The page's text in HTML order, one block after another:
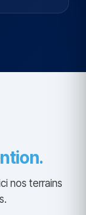
nos terrains